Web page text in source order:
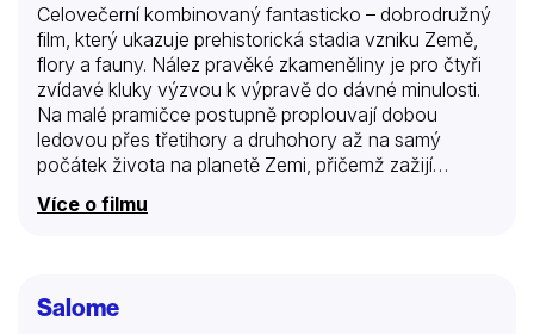
Celovečerní kombinovaný fantasticko – dobrodružný
film, který ukazuje prehistorická stadia vzniku Země,
flory a fauny. Nález pravěké zkameněliny je pro čtyři
zvídavé kluky výzvou k výpravě do dávné minulosti.
Na malé pramičce postupně proplouvají dobou
ledovou přes třetihory a druhohory až na samý
počátek života na planetě Zemi, přičemž zažijí
nejrůznější, mnohdy i nebezpečná dobrodružství.
Více o filmu
Salome